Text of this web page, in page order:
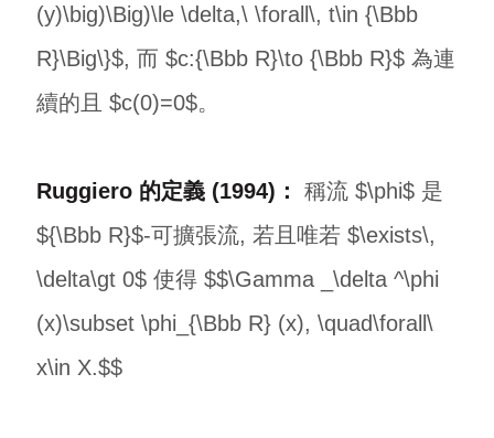
(y)\big)\Big)\le \delta,\ \forall\, t\in {\Bbb
R}\Big\}$, 而 $c:{\Bbb R}\to {\Bbb R}$ 為連
續的且 $c(0)=0$。
Ruggiero 的定義 (1994)： 稱流 $\phi$ 是
${\Bbb R}$-可擴張流, 若且唯若 $\exists\,
\delta\gt 0$ 使得 $$\Gamma _\delta ^\phi
(x)\subset \phi_{\Bbb R} (x), \quad\forall\
x\in X.$$